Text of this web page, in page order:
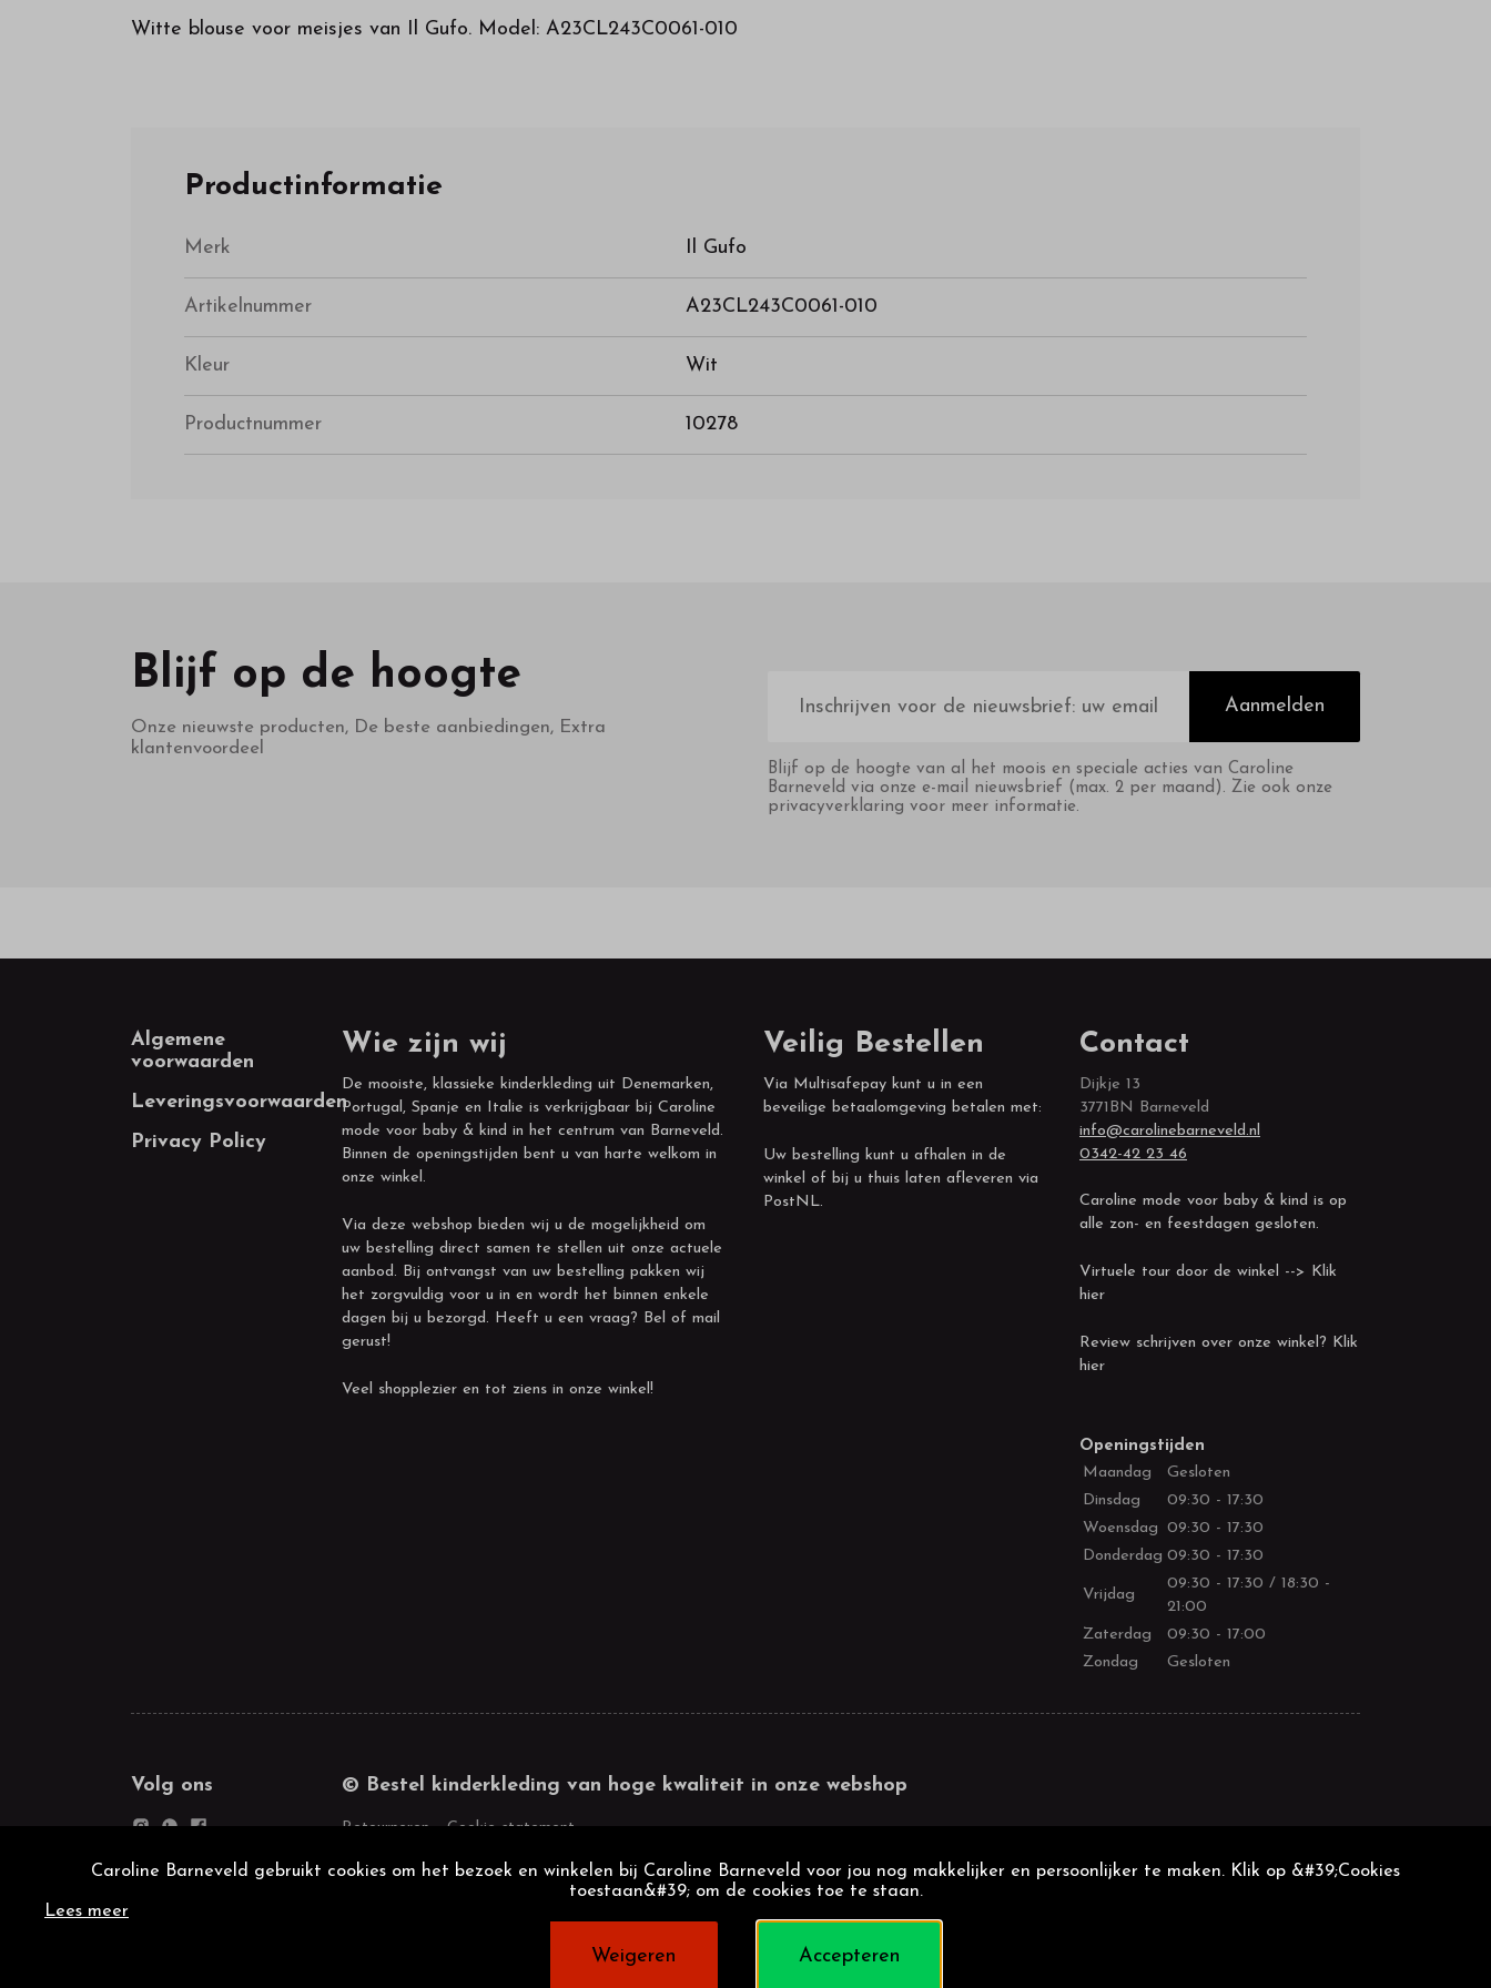
Witte blouse voor meisjes van Il Gufo. Model: A23CL243C0061-010
Productinformatie
Merk Il Gufo
Artikelnummer A23CL243C0061-010
Kleur Wit
Productnummer 10278
Blijf op de hoogte
Onze nieuwste producten, De beste aanbiedingen, Extra
klantenvoordeel
mailadres
Aanmelden
Blijf op de hoogte van al het moois en speciale acties van Caroline
Barneveld via onze e-mail nieuwsbrief (max. 2 per maand). Zie ook onze
privacyverklaring voor meer informatie.
Footer
Algemene
voorwaarden
Leveringsvoorwaarden
Privacy Policy
Wie zijn wij
De mooiste, klassieke kinderkleding uit Denemarken,
Portugal, Spanje en Italie is verkrijgbaar bij Caroline
mode voor baby & kind in het centrum van Barneveld.
Binnen de openingstijden bent u van harte welkom in
onze winkel.
Via deze webshop bieden wij u de mogelijkheid om
uw bestelling direct samen te stellen uit onze actuele
aanbod. Bij ontvangst van uw bestelling pakken wij
het zorgvuldig voor u in en wordt het binnen enkele
dagen bij u bezorgd. Heeft u een vraag? Bel of mail
gerust!
Veel shopplezier en tot ziens in onze winkel!
Veilig Bestellen
Via Multisafepay kunt u in een
beveilige betaalomgeving betalen met:
Uw bestelling kunt u afhalen in de
winkel of bij u thuis laten afleveren via
PostNL.
Contact
Dijkje 13
3771BN Barneveld
info@carolinebarneveld.nl
0342-42 23 46
Caroline mode voor baby & kind is op
alle zon- en feestdagen gesloten.
Virtuele tour door de winkel --> Klik
hier
Review schrijven over onze winkel? Klik
hier
Openingstijden
Maandag
Gesloten
Dinsdag
09:30 - 17:30
Woensdag 09:30 - 17:30
Donderdag 09:30 - 17:30
Vrijdag
09:30 - 17:30 / 18:30 -
21:00
Zaterdag
09:30 - 17:00
Zondag
Gesloten
Volg ons © Bestel kinderkleding van hoge kwaliteit in onze webshop
Retourneren Cookie statement
Caroline Barneveld gebruikt cookies om het bezoek en winkelen bij Caroline Barneveld voor jou nog makkelijker en persoonlijker te maken. Klik op &#39;Cookies
toestaan&#39; om de cookies toe te staan.
Lees meer
Weigeren Accepteren